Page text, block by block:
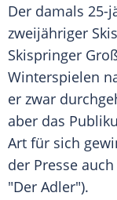
Der damals 25-
zweijähriger
Skispringer
Winterspielen
er zwar
aber das
Art für sich
der Presse
"Der Adler").